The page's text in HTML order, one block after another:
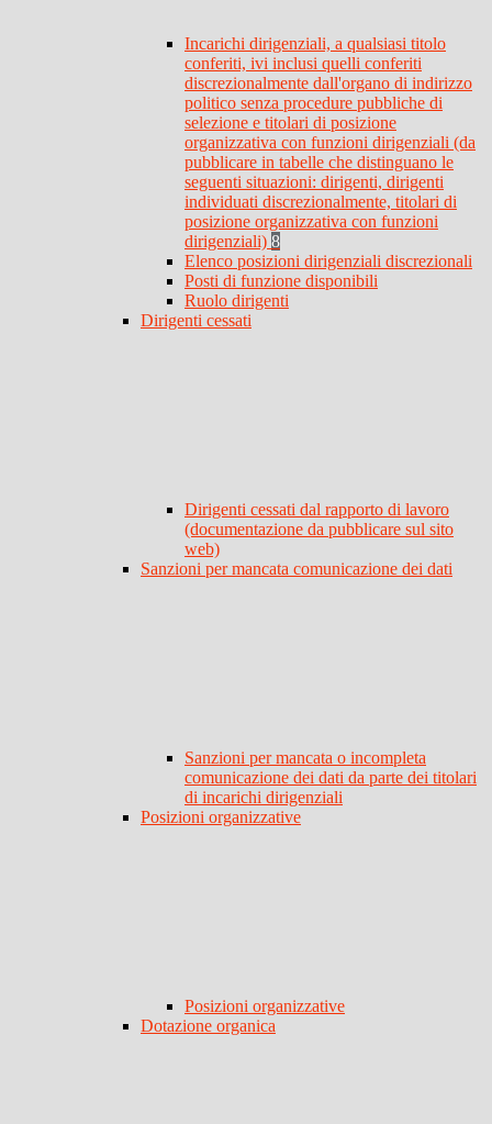
Incarichi dirigenziali, a qualsiasi titolo
conferiti, ivi inclusi quelli conferiti
discrezionalmente dall'organo di indirizzo
politico senza procedure pubbliche di
selezione e titolari di posizione
organizzativa con funzioni dirigenziali (da
pubblicare in tabelle che distinguano le
seguenti situazioni: dirigenti, dirigenti
individuati discrezionalmente, titolari di
posizione organizzativa con funzioni
dirigenziali) 8
Elenco posizioni dirigenziali discrezionali
Posti di funzione disponibili
Ruolo dirigenti
Dirigenti cessati
Dirigenti cessati dal rapporto di lavoro
(documentazione da pubblicare sul sito
web)
Sanzioni per mancata comunicazione dei dati
Sanzioni per mancata o incompleta
comunicazione dei dati da parte dei titolari
di incarichi dirigenziali
Posizioni organizzative
Posizioni organizzative
Dotazione organica